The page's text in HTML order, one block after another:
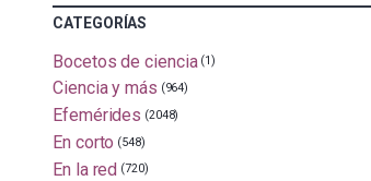
CATEGORÍAS
Bocetos de ciencia (1)
Ciencia y más (964)
Efemérides (2048)
En corto (548)
En la red (720)